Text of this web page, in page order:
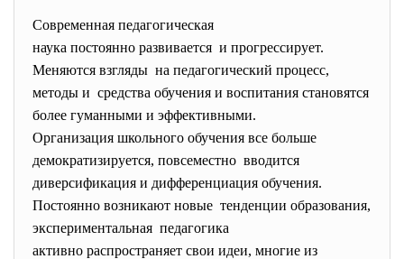
Современная педагогическая
наука постоянно развивается и прогрессирует.
Меняются взгляды на педагогический процесс,
методы и средства обучения и воспитания становятся
более гуманными и эффективными.
Организация школьного обучения все больше
демократизируется, повсеместно вводится
диверсификация и дифференциация обучения.
Постоянно возникают новые тенденции образования,
экспериментальная педагогика
активно распространяет свои идеи, многие из